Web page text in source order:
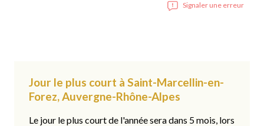
Signaler une erreur
Jour le plus court à Saint-Marcellin-en-
Forez, Auvergne-Rhône-Alpes
Le jour le plus court de l'année sera dans 5 mois, lors